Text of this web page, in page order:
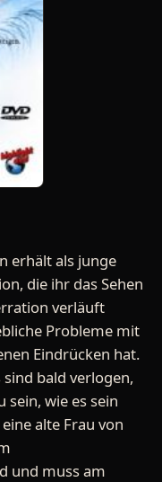
erhält als junge
die ihr das Sehen
verläuft
Probleme mit
Eindrücken hat.
bald verlogen,
sein, wie es sein
alte Frau von
und muss am